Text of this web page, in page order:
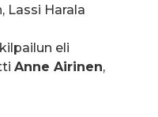
Lassi Harala
eli
Anne Airinen,